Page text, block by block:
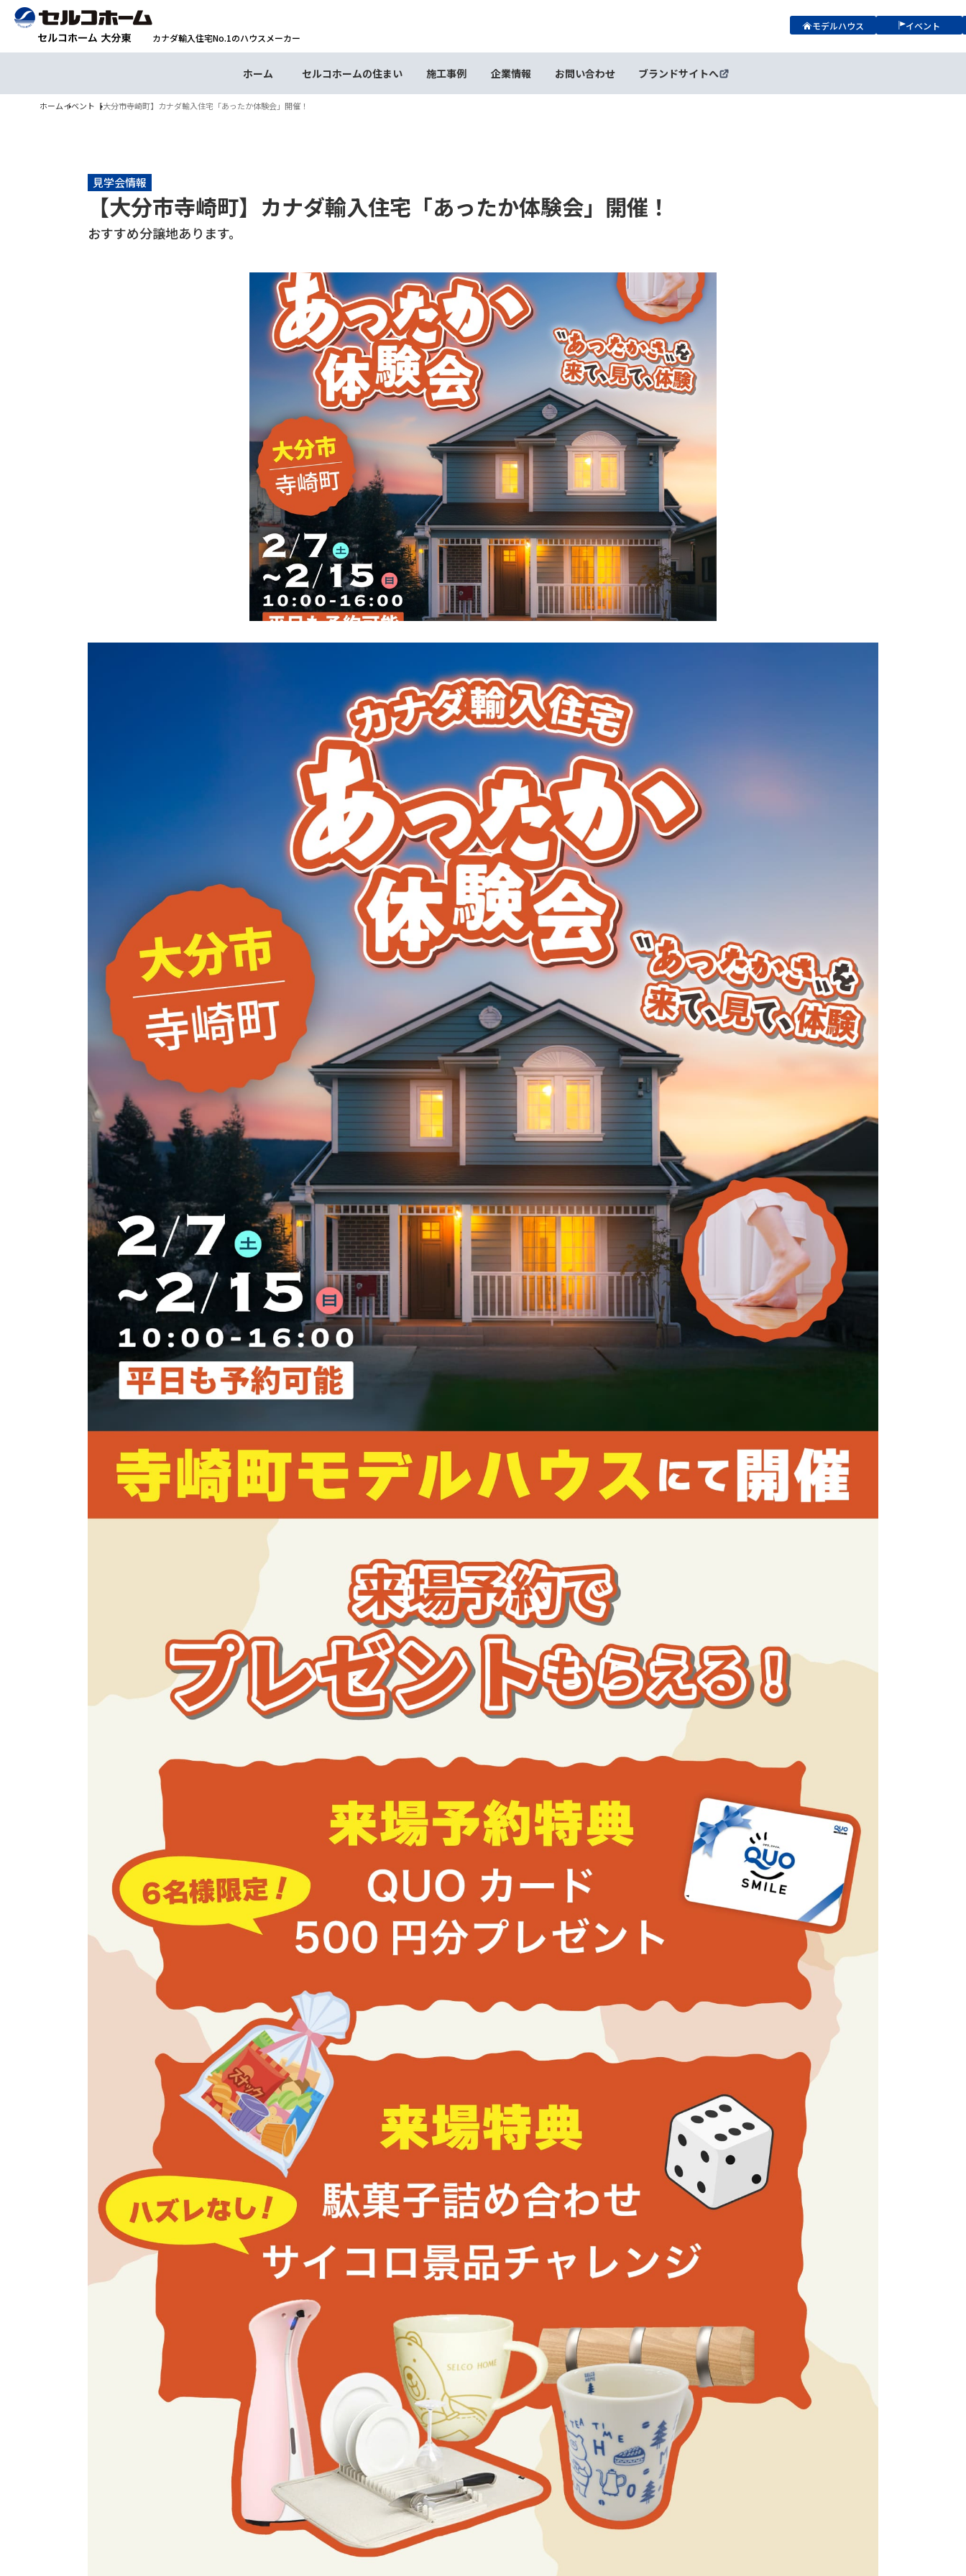
カナダ輸入住宅No.1のハウスメーカー
モデルハウス イベント
ホーム セルコホームの住まい 施工事例 企業情報 お問い合わせ ブランドサイトへ
ホームイベント 【大分市寺崎町】カナダ輸入住宅「あったか体験会」開催！
見学会情報
【大分市寺崎町】カナダ輸入住宅「あったか体験会」開催！
おすすめ分譲地あります。